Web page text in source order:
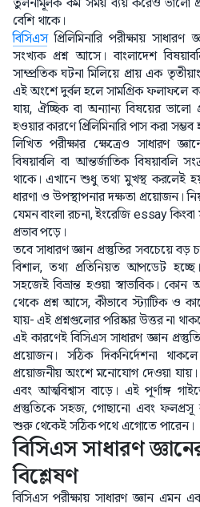
তুলনামূলক কম সময় ব্যয় করেও ভালো
বেশি থাকে।
বিসিএসপ্রিলিমিনারি পরীক্ষায়
সংখ্যক প্রশ্ন আসে। বাংলাদেশ
সাম্প্রতিক ঘটনা মিলিয়ে প্রায় এক
এই অংশে দুর্বল হলে সামগ্রিক ফলাফলে
যায়, ঐচ্ছিক বা অন্যান্য বিষয়ের ভালো
হওয়ার কারণে প্রিলিমিনারি পাস করা সম্ভব
লিখিত পরীক্ষার ক্ষেত্রেও সাধারণ
বিষয়াবলি বা আন্তর্জাতিক বিষয়াবলি
থাকে। এখানে শুধু তথ্য মুখস্থ করলেই হয়
ধারণা ও উপস্থাপনার দক্ষতা প্রয়োজন।
যেমন বাংলা রচনা, ইংরেজি essay
প্রভাব পড়ে।
তবে সাধারণ জ্ঞান প্রস্তুতির সবচেয়ে বড়
বিশাল, তথ্য প্রতিনিয়ত আপডেট
সহজেই বিভ্রান্ত হওয়া স্বাভাবিক।
থেকে প্রশ্ন আসে, কীভাবে স্ট্যাটিক ও
যায়- এই প্রশ্নগুলোর পরিষ্কার উত্তর না
এই কারণেই বিসিএস সাধারণ জ্ঞান
প্রয়োজন। সঠিক দিকনির্দেশনা
প্রয়োজনীয় অংশে মনোযোগ দেওয়া
এবং আত্মবিশ্বাস বাড়ে। এই পূর্ণাঙ্গ
প্রস্তুতিকে সহজ, গোছানো এবং ফলপ্রসূ
শুরু থেকেই সঠিক পথে এগোতে পারেন।
বিসিএস সাধারণ
বিশ্লেষণ
বিসিএস পরীক্ষায় সাধারণ জ্ঞান এমন